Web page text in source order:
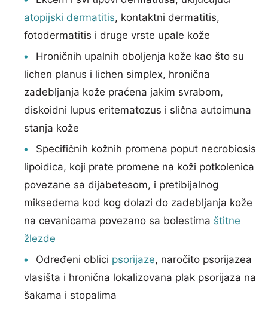
atopijski dermatitis, kontaktni dermatitis,
fotodermatitis i druge vrste upale kože
Hroničnih upalnih oboljenja kože kao što su
lichen planus i lichen simplex, hronična
zadebljanja kože praćena jakim svrabom,
diskoidni lupus eritematozus i slična autoimuna
stanja kože
Specifičnih kožnih promena poput necrobiosis
lipoidica, koji prate promene na koži potkolenica
povezane sa dijabetesom, i pretibijalnog
miksedema kod kog dolazi do zadebljanja kože
na cevanicama povezano sa bolestima štitne
žlezde
Određeni oblici psorijaze, naročito psorijazea
vlasišta i hronična lokalizovana plak psorijaza na
šakama i stopalima